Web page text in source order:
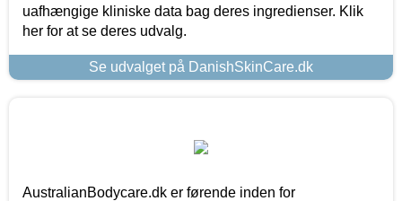
uafhængige kliniske data bag deres ingredienser. Klik
her for at se deres udvalg.
Se udvalget på DanishSkinCare.dk
AustralianBodycare.dk er førende inden for